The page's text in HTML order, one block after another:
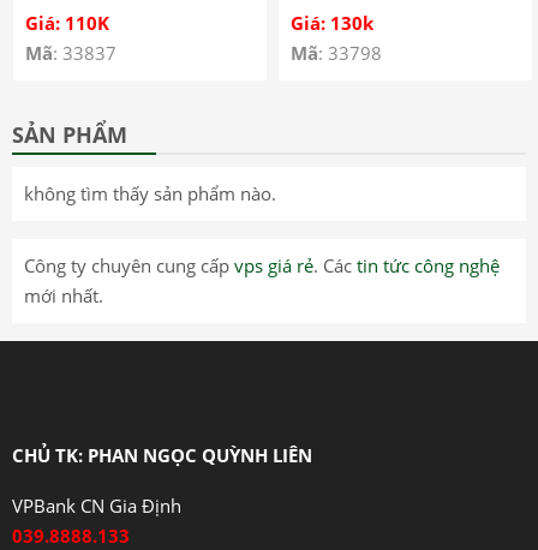
Giá: 110K
Mã: 33837
Giá: 130k
Mã: 33798
SẢN PHẨM
không tìm thấy sản phẩm nào.
Công ty chuyên cung cấp vps giá rẻ. Các tin tức công nghệ
mới nhất.
CHỦ TK: PHAN NGỌC QUỲNH LIÊN
VPBank CN Gia Định
039.8888.133